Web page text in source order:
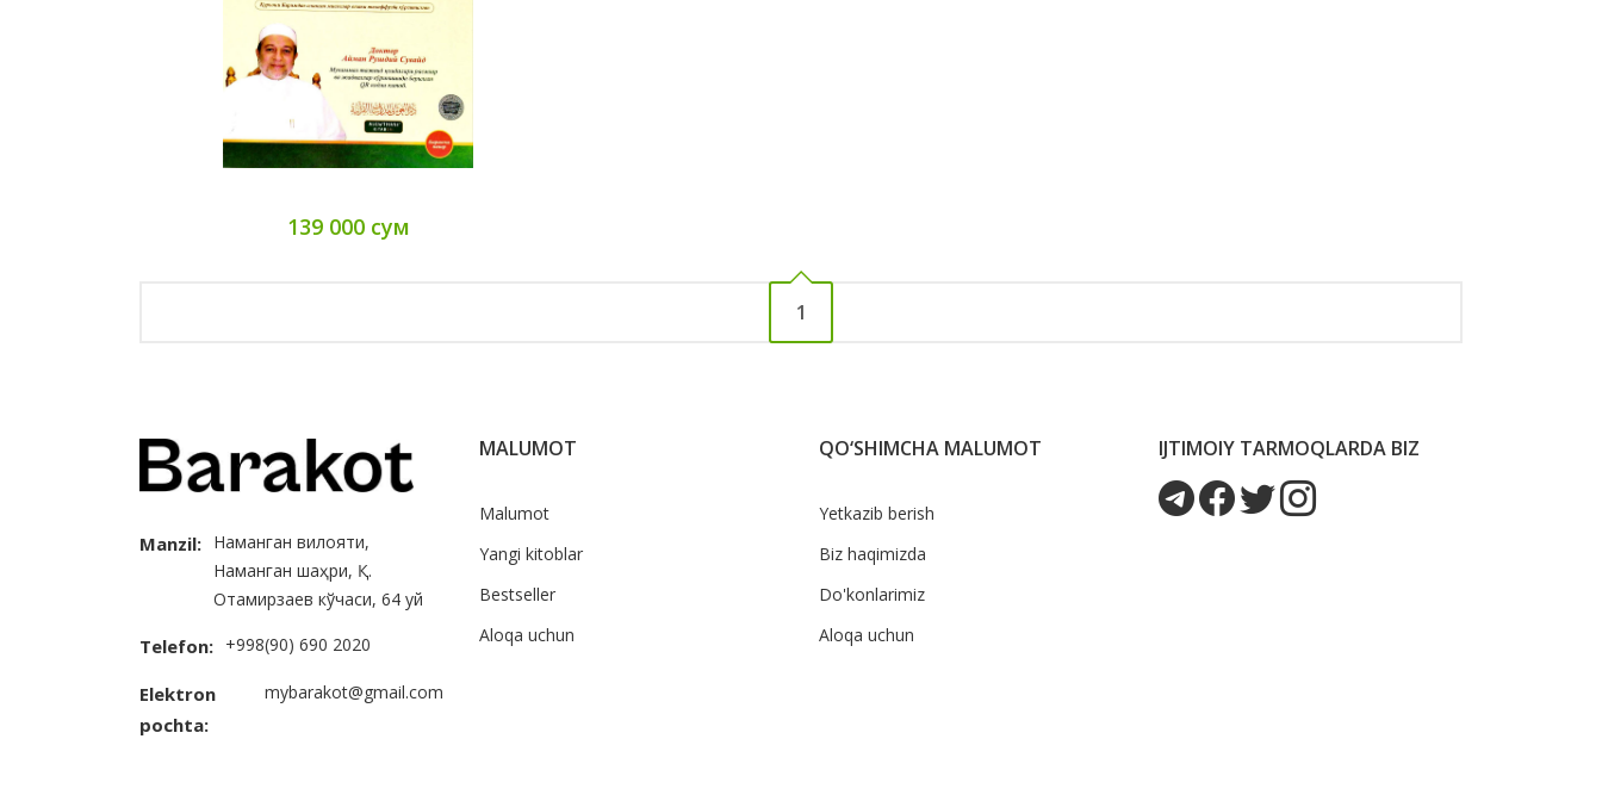
139 000 сум
1
Manzil: Наманган вилояти,
Наманган шаҳри, Қ.
Отамирзаев кўчаси, 64 уй
Telefon: +998(90) 690 2020
Elektron
pochta:
mybarakot@gmail.com
MALUMOT
Malumot
Yangi kitoblar
Bestseller
Aloqa uchun
QO‘SHIMCHA MALUMOT
Yetkazib berish
Biz haqimizda
Do'konlarimiz
Aloqa uchun
IJTIMOIY TARMOQLARDA BIZ